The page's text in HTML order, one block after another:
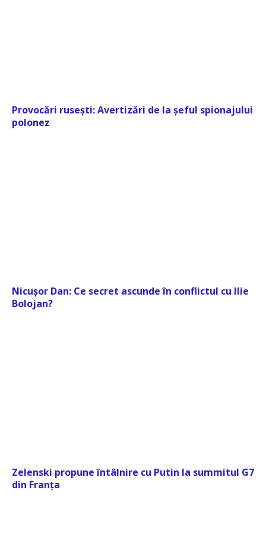
Provocări rusești: Avertizări de la șeful spionajului
polonez
Nicușor Dan: Ce secret ascunde în conflictul cu Ilie
Bolojan?
Zelenski propune întâlnire cu Putin la summitul G7
din Franța